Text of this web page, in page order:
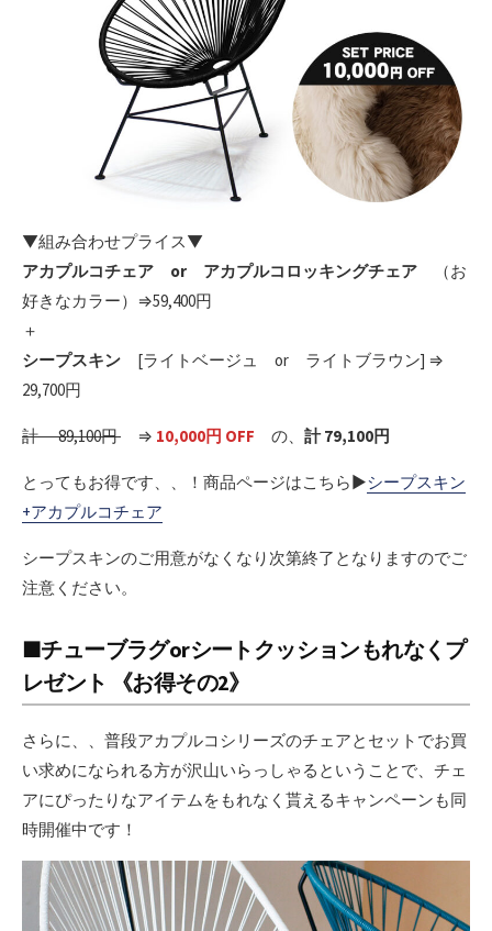
▼組み合わせプライス▼
アカプルコチェア or アカプルコロッキングチェア （お
好きなカラー）⇒59,400円
＋
シープスキン [ライトベージュ or ライトブラウン] ⇒
29,700円
計 89,100円 ⇒ 10,000円 OFF の、 計 79,100円
とってもお得です、、！商品ページはこちら▶シープスキン
+アカプルコチェア
シープスキンのご用意がなくなり次第終了となりますのでご
注意ください。
■チューブラグorシートクッションもれなくプ
レゼント 《お得その2》
さらに、、普段アカプルコシリーズのチェアとセットでお買
い求めになられる方が沢山いらっしゃるということで、チェ
アにぴったりなアイテムをもれなく貰えるキャンペーンも同
時開催中です！